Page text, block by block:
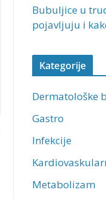
Bubuljice u
pojavljuju i
Kategorije
Dermatološke
Gastro
Infekcije
Metabolizam